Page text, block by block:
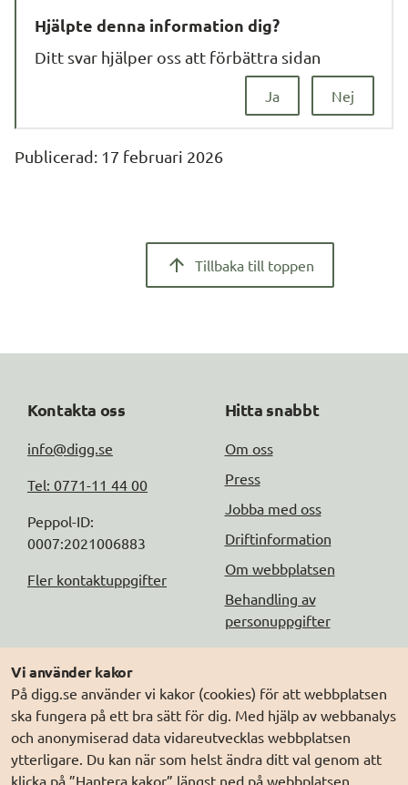
Vi använder kakor
På digg.se använder vi kakor (cookies) för att webbplatsen
ska fungera på ett bra sätt för dig. Med hjälp av webbanalys
och anonymiserad data vidareutvecklas webbplatsen
ytterligare. Du kan när som helst ändra ditt val genom att
klicka på ”Hantera kakor” längst ned på webbplatsen.
Hjälpte denna information dig?
Nej
Ja
Ditt svar hjälper oss att förbättra sidan
Publicerad: 17 februari 2026
Tillbaka till toppen
Kontakta oss
info@digg.se
Tel: 0771-11 44 00
Peppol-ID:
0007:2021006883
Fler kontaktuppgifter
Hitta snabbt
Om oss
Press
Jobba med oss
Driftinformation
Om webbplatsen
Behandling av
personuppgifter
Följ oss
DIGG på
Prenumerera på nyheter
DIGG på
LinkedIn
DIGG på
PressMachine
Elegitimation.se
Min myndighetspost
Sveriges dataportal